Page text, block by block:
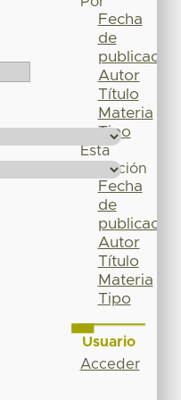
Fecha
de
publicación
Autor
Título
Materia
Tipo
Esta
colección
Fecha
de
publicación
Autor
Título
Materia
Tipo
Usuario
Acceder